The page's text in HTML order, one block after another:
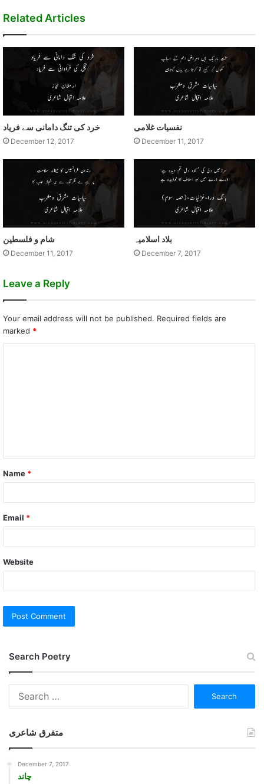
Related Articles
خرد کی تنگ دامانی سے فرياد
December 12, 2017
نفسيات غلامی
December 11, 2017
شام و فلسطين
December 11, 2017
بلاد اسلاميہ
December 7, 2017
Leave a Reply
Your email address will not be published. Required fields are
marked *
t
*
Name *
Email *
Website
Search Poetry
متفرق شاعری
December 7, 2017
چاند